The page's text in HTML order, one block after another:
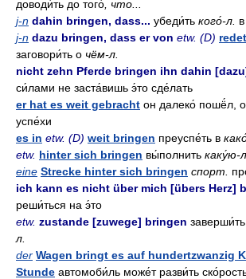
доводи́ть до того́ , что...
j-n dahin bringen, dass... убеди́ть кого́-л.
j-n dazu bringen, dass er von etw. (D) redet
заговори́ть о чём-л.
nicht zehn Pferde bringen ihn dahin
си́лами не заста́вишь э́то сде́лать
er hat es weit gebracht он далеко́ пошё́л,
успе́хи
es in etw. (D) weit bringen преуспе́ть в
etw. hinter sich bringen вы́полнить каку́ю-л.
eine Strecke hinter sich bringen спорт.
ich kann es nicht über mich [übers Herz]
реши́ться на э́то
etw. zustande [zuwege] bringen
л.
der Wagen bringt es auf hundertzwanzig
Stunde автомоби́ль може́т разви́ть